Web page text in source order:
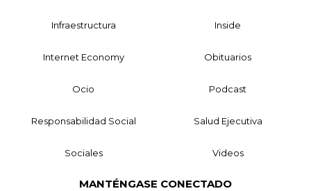
Infraestructura Inside
Internet Economy Obituarios
Ocio Podcast
Responsabilidad Social Salud Ejecutiva
Sociales Videos
MANTÉNGASE CONECTADO